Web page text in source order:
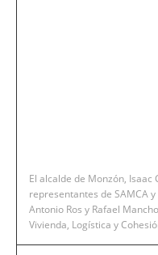
El alcalde de Monzón, Isaac
representantes de SAMCA
Antonio Ros y Rafael
Vivienda, Logística y